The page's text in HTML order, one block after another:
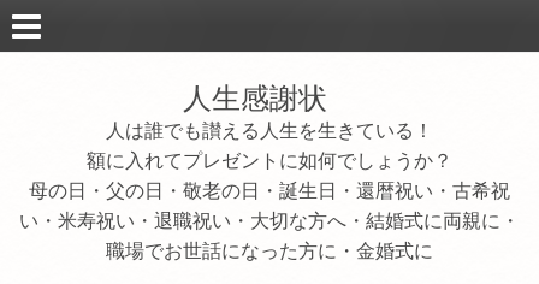
人生感謝状
人は誰でも讃える人生を生きている！
額に入れてプレゼントに如何でしょうか？
母の日・父の日・敬老の日・誕生日・還暦祝い・古希祝
い・米寿祝い・退職祝い・大切な方へ・結婚式に両親に・
職場でお世話になった方に・金婚式に